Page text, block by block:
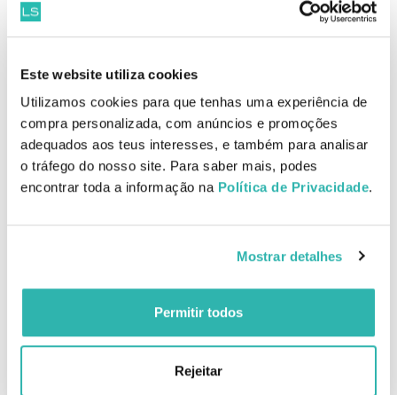
Este website utiliza cookies
Utilizamos cookies para que tenhas uma experiência de
compra personalizada, com anúncios e promoções
adequados aos teus interesses, e também para analisar
o tráfego do nosso site. Para saber mais, podes
encontrar toda a informação na Política de Privacidade.
Mostrar detalhes
Permitir todos
Rejeitar
Nutergia Ergymag 90
Cápsulas
€20.01€ 23.54
comprimidos
€5.82 €6. 85
PVPR
Biocyte Noctrim Forte 60
Aquilea Sono 1,95mg 30
comprimidos
€13.